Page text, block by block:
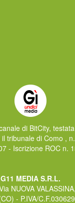
di BitCity,
tribunale di Como ,
- Iscrizione ROC n.
G11 MEDIA S.R.L.
NUOVA
- P.IVA/